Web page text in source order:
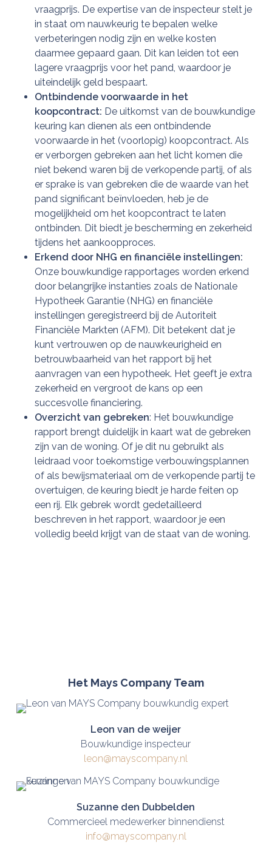
vraagprijs. De expertise van de inspecteur stelt je
in staat om nauwkeurig te bepalen welke
verbeteringen nodig zijn en welke kosten
daarmee gepaard gaan. Dit kan leiden tot een
lagere vraagprijs voor het pand, waardoor je
uiteindelijk geld bespaart.
Ontbindende voorwaarde in het
koopcontract: De uitkomst van de bouwkundige
keuring kan dienen als een ontbindende
voorwaarde in het (voorlopig) koopcontract. Als
er verborgen gebreken aan het licht komen die
niet bekend waren bij de verkopende partij, of als
er sprake is van gebreken die de waarde van het
pand significant beïnvloeden, heb je de
mogelijkheid om het koopcontract te laten
ontbinden. Dit biedt je bescherming en zekerheid
tijdens het aankoopproces.
Erkend door NHG en financiële instellingen:
Onze bouwkundige rapportages worden erkend
door belangrijke instanties zoals de Nationale
Hypotheek Garantie (NHG) en financiële
instellingen geregistreerd bij de Autoriteit
Financiële Markten (AFM). Dit betekent dat je
kunt vertrouwen op de nauwkeurigheid en
betrouwbaarheid van het rapport bij het
aanvragen van een hypotheek. Het geeft je extra
zekerheid en vergroot de kans op een
succesvolle financiering.
Overzicht van gebreken: Het bouwkundige
rapport brengt duidelijk in kaart wat de gebreken
zijn van de woning. Of je dit nu gebruikt als
leidraad voor toekomstige verbouwingsplannen
of als bewijsmateriaal om de verkopende partij te
overtuigen, de keuring biedt je harde feiten op
een rij. Elk gebrek wordt gedetailleerd
beschreven in het rapport, waardoor je een
volledig beeld krijgt van de staat van de woning.
Het Mays Company Team
Leon van de weijer
Bouwkundige inspecteur
leon@mayscompany.nl
Suzanne den Dubbelden
Commercieel medewerker binnendienst
info@mayscompany.nl